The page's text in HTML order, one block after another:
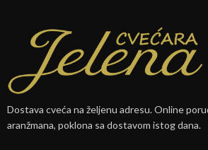
Dostava cveća na željenu adresu. Online
aranžmana, poklona sa dostavom istog dana.